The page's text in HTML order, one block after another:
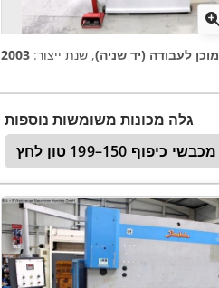
מוכן לעבודה (יד שניה), שנת ייצור: 2003
גלה מכונות משומשות נוספות
מכבשי כיפוף 150–199 טון לחץ